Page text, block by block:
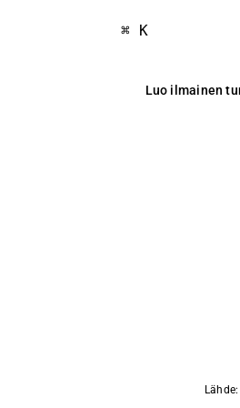
⌘ K
Luo ilmainen